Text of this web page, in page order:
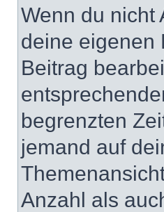
Wenn du nicht
deine eigenen
Beitrag
begrenzten
jemand auf
Anzahl als